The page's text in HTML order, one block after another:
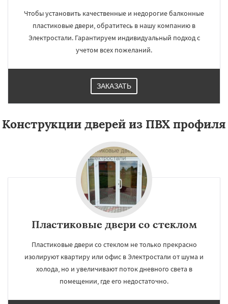
Чтобы установить качественные и недорогие балконные
пластиковые двери, обратитесь в нашу компанию в
Электростали. Гарантируем индивидуальный подход с
учетом всех пожеланий.
ЗАКАЗАТЬ
Конструкции дверей из ПВХ профиля
Пластиковые двери со стеклом
Пластиковые двери со стеклом не только прекрасно
изолируют квартиру или офис в Электростали от шума и
холода, но и увеличивают поток дневного света в
помещении, где его недостаточно.